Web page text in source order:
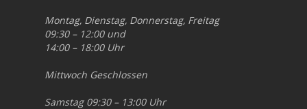
Montag, Dienstag, Donnerstag, Freitag
09:30 – 12:00 und
14:00 – 18:00 Uhr
Mittwoch Geschlossen
Samstag 09:30 – 13:00 Uhr